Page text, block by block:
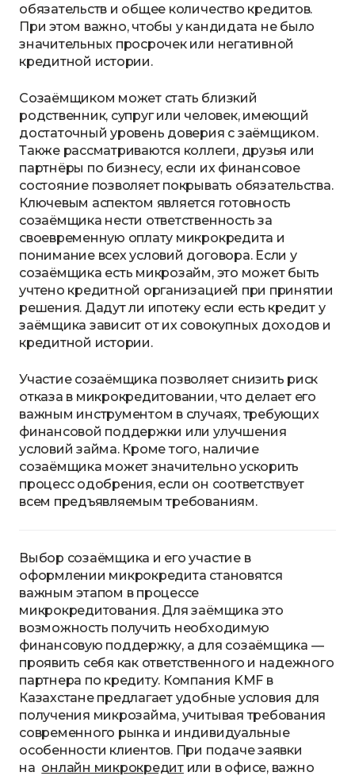
обязательств и общее количество кредитов.
При этом важно, чтобы у кандидата не было
значительных просрочек или негативной
кредитной истории.
Созаёмщиком может стать близкий
родственник, супруг или человек, имеющий
достаточный уровень доверия с заёмщиком.
Также рассматриваются коллеги, друзья или
партнёры по бизнесу, если их финансовое
состояние позволяет покрывать обязательства.
Ключевым аспектом является готовность
созаёмщика нести ответственность за
своевременную оплату микрокредита и
понимание всех условий договора. Если у
созаёмщика есть микрозайм, это может быть
учтено кредитной организацией при принятии
решения. Дадут ли ипотеку если есть кредит у
заёмщика зависит от их совокупных доходов и
кредитной истории.
Участие созаёмщика позволяет снизить риск
отказа в микрокредитовании, что делает его
важным инструментом в случаях, требующих
финансовой поддержки или улучшения
условий займа. Кроме того, наличие
созаёмщика может значительно ускорить
процесс одобрения, если он соответствует
всем предъявляемым требованиям.
Выбор созаёмщика и его участие в
оформлении микрокредита становятся
важным этапом в процессе
микрокредитования. Для заёмщика это
возможность получить необходимую
финансовую поддержку, а для созаёмщика —
проявить себя как ответственного и надежного
партнера по кредиту. Компания KMF в
Казахстане предлагает удобные условия для
получения микрозайма, учитывая требования
современного рынка и индивидуальные
особенности клиентов. При подаче заявки
на онлайн микрокредитили в офисе, важно